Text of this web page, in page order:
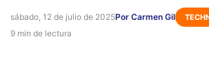
sábado, 12 de julio de 2025Por Carmen Gil
9 min de lectura